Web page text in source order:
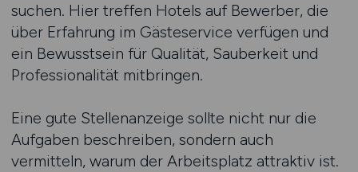
suchen. Hier treffen Hotels auf Bewerber, die
über Erfahrung im Gästeservice verfügen und
ein Bewusstsein für Qualität, Sauberkeit und
Professionalität mitbringen.
Eine gute Stellenanzeige sollte nicht nur die
Aufgaben beschreiben, sondern auch
vermitteln, warum der Arbeitsplatz attraktiv ist.